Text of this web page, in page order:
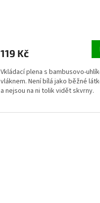
119 Kč
Vkládací plena s bambusovo-
vláknem. Není bílá jako běžné
a nejsou na ni tolik vidět skvrny.